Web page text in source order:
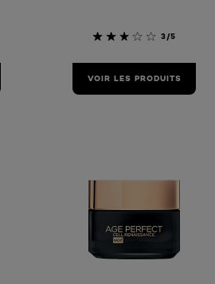
3/5
VOIR LES PRODUITS